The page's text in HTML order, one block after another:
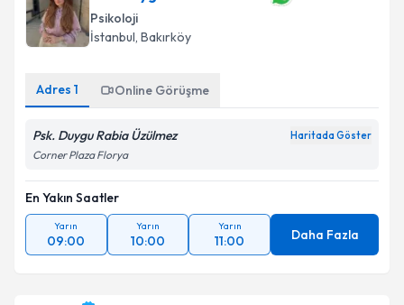
Psikoloji
İstanbul, Bakırköy
Adres 1 Online Görüşme
Psk. Duygu Rabia Üzülmez Haritada Göster
Corner Plaza Florya
En Yakın Saatler
Yarın
09:00
Yarın
10:00
Yarın
11:00 Daha Fazla